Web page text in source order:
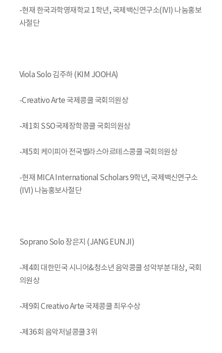
-현재 한국과학영재학교 1학년, 국제백신연구소(IVI) 나눔홍보
사절단
Viola Solo 김주하 (KIM JOOHA)
-Creativo Arte 국제콩쿨 국회의원상
-제1회 SSO국제장학콩쿨 국회의원상
-제5회 케이피아 전국벨라스아르테스콩쿨 국회의원상
-현재 MICA International Scholars 9학년, 국제백신연구소
(IVI) 나눔홍보사절단
Soprano Solo 장은지 (JANG EUNJI)
-제4회 대한민국 시니어&청소년 음악콩쿨 성악부분 대상, 국회
의원상
-제9회 Creativo Arte 국제콩쿨 최우수상
-제36회 음악저널콩쿨 3위